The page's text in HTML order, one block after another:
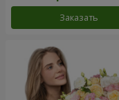
Заказать